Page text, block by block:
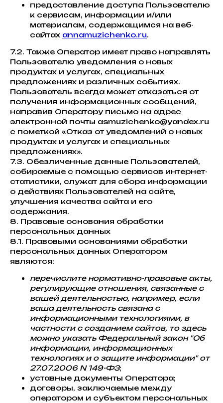
предоставление доступа Пользователю
к сервисам, информации и/или
материалам, содержащимся на веб-
сайтах annamuzichenko.ru.
7.2. Также Оператор имеет право направлять
Пользователю уведомления о новых
продуктах и услугах, специальных
предложениях и различных событиях.
Пользователь всегда может отказаться от
получения информационных сообщений,
направив Оператору письмо на адрес
электронной почты asmuzichenko@yandex.ru
с пометкой «Отказ от уведомлений о новых
продуктах и услугах и специальных
предложениях».
7.3. Обезличенные данные Пользователей,
собираемые с помощью сервисов интернет-
статистики, служат для сбора информации
о действиях Пользователей на сайте,
улучшения качества сайта и его
содержания.
8. Правовые основания обработки
персональных данных
8.1. Правовыми основаниями обработки
персональных данных Оператором
являются:
перечислите нормативно-правовые акты,
регулирующие отношения, связанные с
вашей деятельностью, например, если
ваша деятельность связана с
информационными технологиями, в
частности с созданием сайтов, то здесь
можно указать Федеральный закон "Об
информации, информационных
технологиях и о защите информации" от
27.07.2006 N 149-ФЗ;
уставные документы Оператора;
договоры, заключаемые между
оператором и субъектом персональных